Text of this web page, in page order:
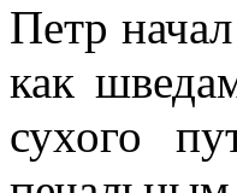
Петр
как
сухого